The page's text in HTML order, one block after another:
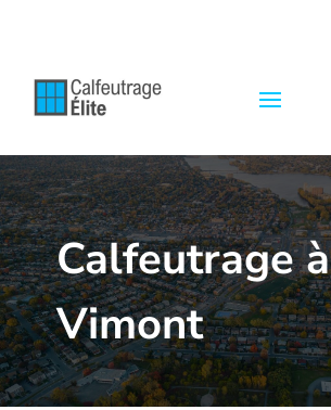
Calfeutrage à
Vimont